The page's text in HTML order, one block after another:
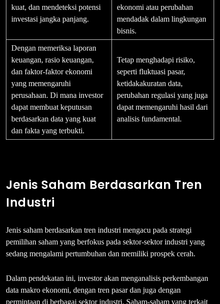
kuat, dan mendeteksi potensi
investasi jangka panjang.
ekonomi atau perubahan
mendadak dalam lingkungan
bisnis.
Dengan memeriksa laporan
keuangan, rasio keuangan,
dan faktor-faktor ekonomi
yang memengaruhi
perusahaan. Di mana investor
dapat membuat keputusan
berdasarkan data yang kuat
dan fakta yang terbukti.
Tetap menghadapi risiko,
seperti fluktuasi pasar,
ketidakakuratan data,
perubahan regulasi yang juga
dapat memengaruhi hasil dari
analisis fundamental.
Jenis Saham Berdasarkan Tren
Industri
Jenis saham berdasarkan tren industri mengacu pada strategi
pemilihan saham yang berfokus pada sektor-sektor industri yang
sedang mengalami pertumbuhan dan memiliki prospek cerah.
Dalam pendekatan ini, investor akan menganalisis perkembangan
data makro ekonomi, dengan tren pasar dan juga dengan
permintaan di berbagai sektor industri. Saham-saham yang terkait